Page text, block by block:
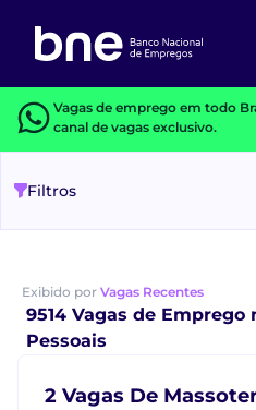
Vagas de emprego em todo
canal de vagas exclusivo.
Filtros
Exibido por Vagas Recentes
9514 Vagas de Emprego
Pessoais
2 Vagas De